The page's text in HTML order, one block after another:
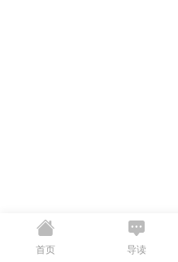
首页 导读